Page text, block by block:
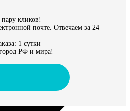
пару кликов!
почте. Отвечаем за 24
1 сутки
РФ и мира!